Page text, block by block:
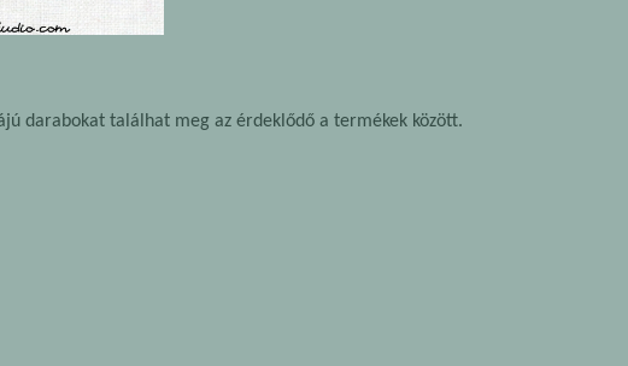
darabokat találhat meg az érdeklődő a termékek között.